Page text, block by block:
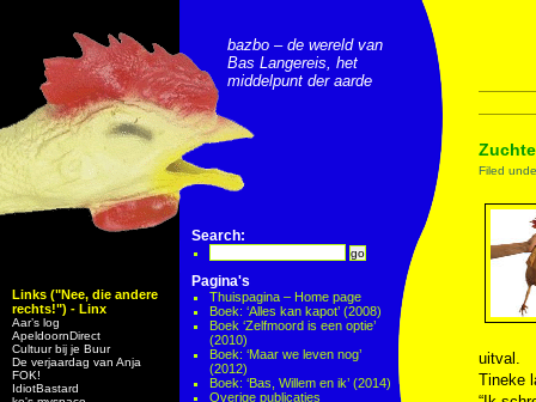
Links ("Nee, die andere
rechts!") - Linx
Aar’s log
ApeldoornDirect
Cultuur bij je Buur
De verjaardag van Anja
FOK!
IdiotBastard
bazbo – de wereld van
Bas Langereis, het
middelpunt der aarde
Search:
Pagina's
Thuispagina – Home page
Boek: ‘Alles kan kapot’ (2008)
Boek ‘Zelfmoord is een optie’
(2010)
Boek: ‘Maar we leven nog’
(2012)
Boek: ‘Bas, Willem en ik’ (2014)
Overige publicaties
Filed
uitval.
Tineke